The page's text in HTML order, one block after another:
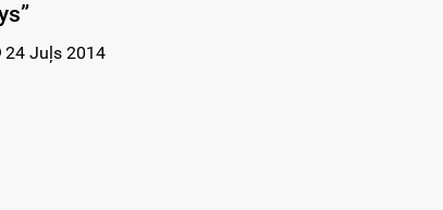
24 Juļs 2014